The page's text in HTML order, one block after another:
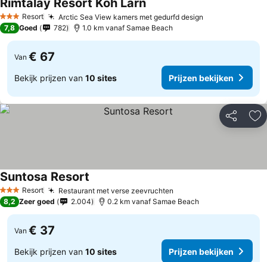
3 SterrenResort Arctic Sea View kamers met gedurfd design
Rimtalay Resort Koh LarnPrijzen bekijken
7,8 Goed 782 1.0 km vanaf Samae Beach
Van € 67
Bekijk prijzen van 10 sites Prijzen bekijken
Delen
3 SterrenResort Restaurant met verse zeevruchten
Suntosa Resort
8,2 Zeer goed 2.004 0.2 km vanaf Samae Beach
Van € 37
Bekijk prijzen van 10 sites Prijzen bekijken